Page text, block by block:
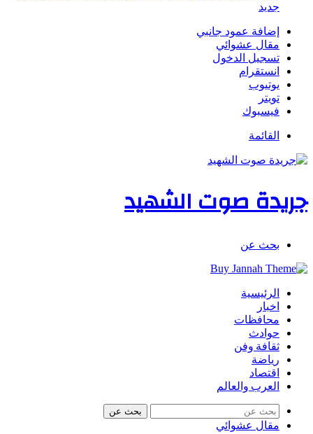
جديد
إضافة عمود جانبي
مقال عشوائي
تسجيل الدخول
انستقرام
يوتيوب
تويتر
فيسبوك
القائمة
جريدة صوت الشهيد
بحث عن
الرئيسية
اخبار
محافظات
حوادث
ثقافة وفن
رياضة
اقتصاد
العرب والعالم
بحث عن
مقال عشوائي